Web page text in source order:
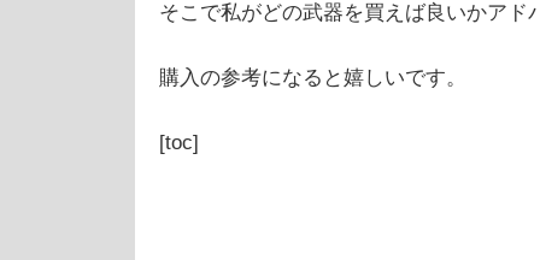
そこで私がどの武器を買えば良いかアド
購入の参考になると嬉しいです。
[toc]